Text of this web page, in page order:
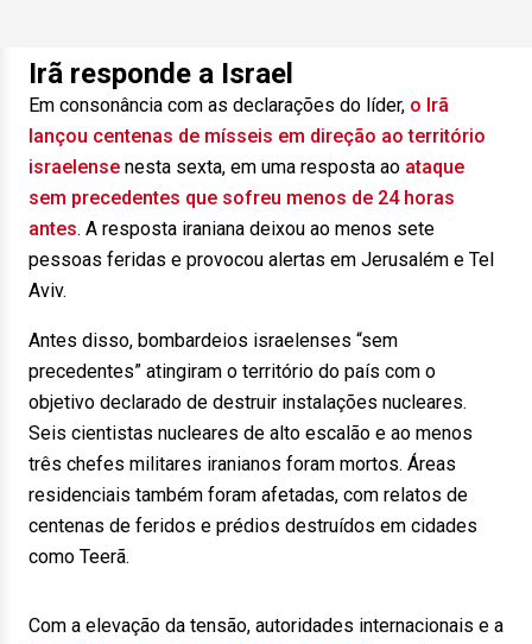
Irã responde a Israel
Em consonância com as declarações do líder, o Irã
lançou centenas de mísseis em direção ao território
israelense nesta sexta, em uma resposta ao ataque
sem precedentes que sofreu menos de 24 horas
antes. A resposta iraniana deixou ao menos sete
pessoas feridas e provocou alertas em Jerusalém e Tel
Aviv.
Antes disso, bombardeios israelenses “sem
precedentes” atingiram o território do país com o
objetivo declarado de destruir instalações nucleares.
Seis cientistas nucleares de alto escalão e ao menos
três chefes militares iranianos foram mortos. Áreas
residenciais também foram afetadas, com relatos de
centenas de feridos e prédios destruídos em cidades
como Teerã.
Com a elevação da tensão, autoridades internacionais e a